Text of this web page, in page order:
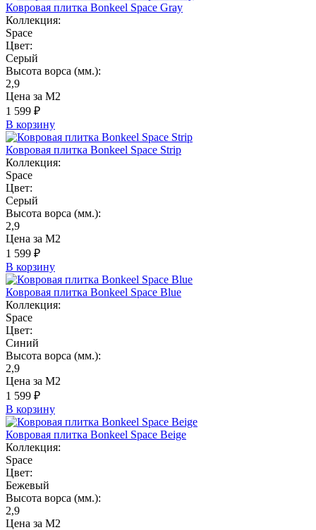
Ковровая плитка Bonkeel Space Gray
Коллекция:
Space
Цвет:
Серый
Высота ворса (мм.):
2,9
Цена за М2
1 599 ₽
В корзину
Ковровая плитка Bonkeel Space Strip
Коллекция:
Space
Цвет:
Серый
Высота ворса (мм.):
2,9
Цена за М2
1 599 ₽
В корзину
Ковровая плитка Bonkeel Space Blue
Коллекция:
Space
Цвет:
Синий
Высота ворса (мм.):
2,9
Цена за М2
1 599 ₽
В корзину
Ковровая плитка Bonkeel Space Beige
Коллекция:
Space
Цвет:
Бежевый
Высота ворса (мм.):
2,9
Цена за М2